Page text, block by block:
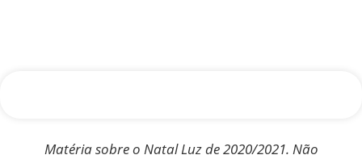
Matéria sobre o Natal Luz de 2020/2021. Não